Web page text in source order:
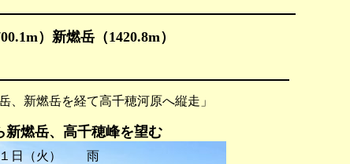
）新燃岳（1420.8m）
燃岳を経て高千穂河原へ縦走」
新燃岳、高千穂峰を望む
日（火） 雨